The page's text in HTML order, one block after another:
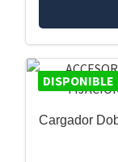
DISPONIBLE
Cargador